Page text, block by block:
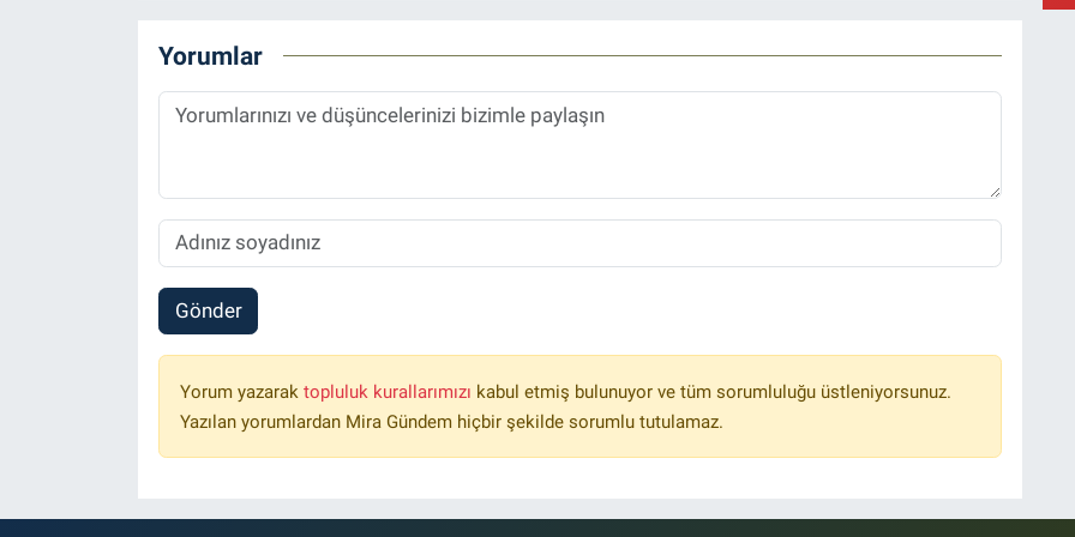
Yorumlar
Gönder
Yorum yazarak topluluk kurallarımızı kabul etmiş bulunuyor ve tüm sorumluluğu üstleniyorsunuz.
Yazılan yorumlardan Mira Gündem hiçbir şekilde sorumlu tutulamaz.